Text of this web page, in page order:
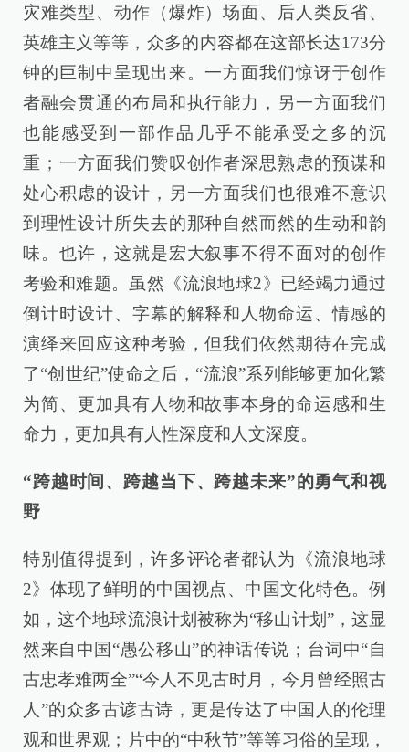
灾难类型、动作（爆炸）场面、后人类反省、
英雄主义等等，众多的内容都在这部长达173分
钟的巨制中呈现出来。一方面我们惊讶于创作
者融会贯通的布局和执行能力，另一方面我们
也能感受到一部作品几乎不能承受之多的沉
重；一方面我们赞叹创作者深思熟虑的预谋和
处心积虑的设计，另一方面我们也很难不意识
到理性设计所失去的那种自然而然的生动和韵
味。也许，这就是宏大叙事不得不面对的创作
考验和难题。虽然《流浪地球2》已经竭力通过
倒计时设计、字幕的解释和人物命运、情感的
演绎来回应这种考验，但我们依然期待在完成
了“创世纪”使命之后，“流浪”系列能够更加化繁
为简、更加具有人物和故事本身的命运感和生
命力，更加具有人性深度和人文深度。
“跨越时间、跨越当下、跨越未来”的勇气和视
野
特别值得提到，许多评论者都认为《流浪地球
2》体现了鲜明的中国视点、中国文化特色。例
如，这个地球流浪计划被称为“移山计划”，这显
然来自中国“愚公移山”的神话传说；台词中“自
古忠孝难两全”“今人不见古时月，今月曾经照古
人”的众多古谚古诗，更是传达了中国人的伦理
观和世界观；片中的“中秋节”等等习俗的呈现，